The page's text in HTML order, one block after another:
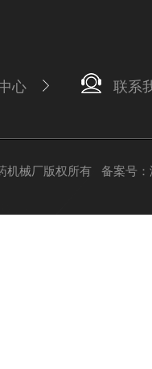
心 联系
机械厂版权所有 备案号